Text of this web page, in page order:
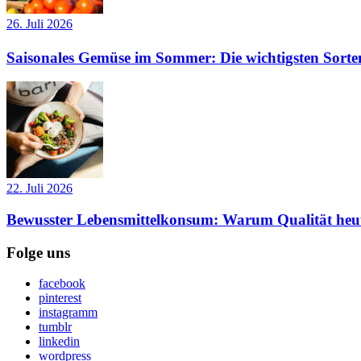
26. Juli 2026
Saisonales Gemüse im Sommer: Die wichtigsten
22. Juli 2026
Bewusster Lebensmittelkonsum: Warum Qualität
Folge uns
facebook
pinterest
instagramm
tumblr
linkedin
wordpress